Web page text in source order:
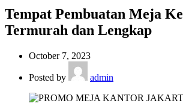
Tempat Pembuatan Meja
Termurah dan Lengkap
October 7, 2023
Posted by admin